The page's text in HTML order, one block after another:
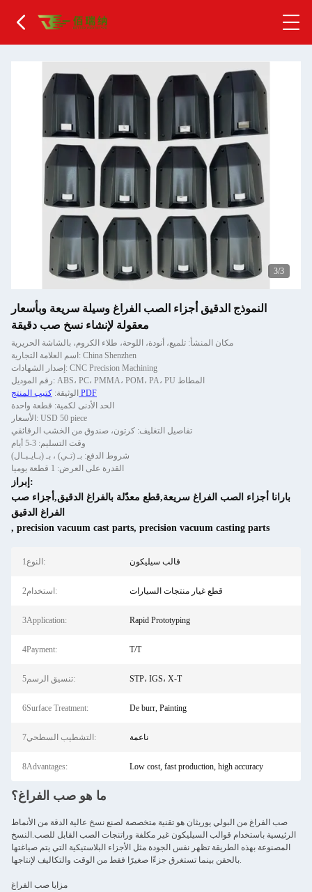
1/3
النموذج الدقيق أجزاء الصب الفراغ وسيلة سريعة وبأسعار
معقولة لإنشاء نسخ صب دقيقة
مكان المنشأ: تلميع، أنودة، اللوحة، طلاء الكروم، بالشاشة الحريرية
اسم العلامة التجارية: China Shenzhen
إصدار الشهادات: CNC Precision Machining
رقم الموديل: ABS، PC، PMMA، POM، PA، PU المطاط
الوثيقة: كتيب المنتج PDF
الحد الأدنى لكمية: قطعة واحدة
الأسعار: USD 50 piece
تفاصيل التغليف: كرتون، صندوق من الخشب الرقائقي
وقت التسليم: 3-5 أيام
شروط الدفع: بـ (تـي) ، بـ (بـايـبـال)
القدرة على العرض: 1 قطعة يوميا
إبراز:
بارانا أجزاء الصب الفراغ سريعة,قطع معدّلة بالفراغ الدقيق,أجزاء صب
الفراغ الدقيق
, precision vacuum cast parts, precision vacuum casting parts
1النوع: قالب سيليكون
2استخدام: قطع غيار منتجات السيارات
3Application: Rapid Prototyping
4Payment: T/T
5تنسيق الرسم: STP، IGS، X-T
6Surface Treatment: De burr, Painting
7التشطيب السطحي: ناعمة
8Advantages: Low cost, fast production, high accuracy
ما هو صب الفراغ؟
صب الفراغ من البولي يوريثان هو تقنية متخصصة لصنع نسخ عالية الدقة من الأنماط
الرئيسية باستخدام قوالب السيليكون غير مكلفة وراتنجات الصب القابل للصب.النسخ
المصنوعة بهذه الطريقة تظهر نفس الجودة مثل الأجزاء البلاستيكية التي يتم صياغتها
بالحقن بينما تستغرق جزءًا صغيرًا فقط من الوقت والتكاليف لإنتاجها.
مزايا صب الفراغ